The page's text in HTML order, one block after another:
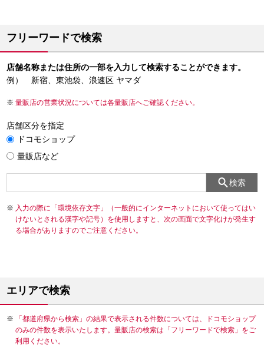
フリーワードで検索
店舗名称または住所の一部を入力して検索することができます。
例） 新宿、東池袋、浪速区 ヤマダ
量販店の営業状況については各量販店へご確認ください。
店舗区分を指定
ドコモショップ
量販店など
検索
入力の際に「環境依存文字」（一般的にインターネットにおいて使ってはい
けないとされる漢字や記号）を使用しますと、次の画面で文字化けが発生す
る場合がありますのでご注意ください。
エリアで検索
「都道府県から検索」の結果で表示される件数については、ドコモショップ
のみの件数を表示いたします。量販店の検索は「フリーワードで検索」をご
利用ください。